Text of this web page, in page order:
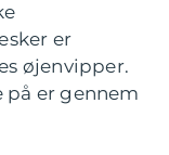
er
øjenvipper.
på er gennem